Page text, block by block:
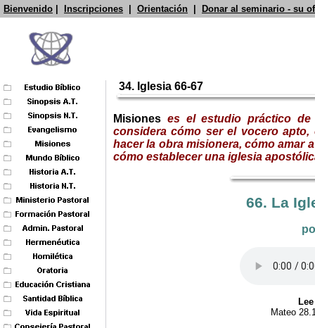
Bienvenido Inscripciones Orientación Donar al seminario - su
34. Iglesia 66-67
Misiones es el estudio práctico
considera cómo ser el vocero apto,
hacer la obra misionera, cómo amar
cómo establecer una iglesia
66. La
Mateo